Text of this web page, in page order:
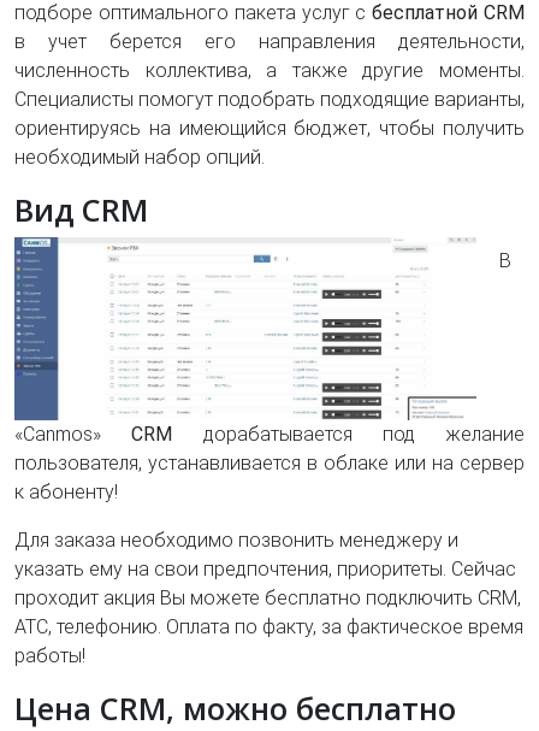
подборе оптимального пакета услуг сбесплатной CRM
в учет берется его направления деятельности,
численность коллектива, а также другие моменты.
Специалисты помогут подобрать подходящие варианты,
ориентируясь на имеющийся бюджет, чтобы получить
необходимый набор опций.
Вид CRM
В
«Canmos»CRM дорабатывается под желание
пользователя, устанавливается в облаке или на сервер
к абоненту!
Для заказа необходимо позвонить менеджеру и
указать ему на свои предпочтения, приоритеты. Сейчас
проходит акция Вы можете бесплатно подключить CRM,
АТС, телефонию. Оплата по факту, за фактическое время
работы!
Цена CRM, можно бесплатно